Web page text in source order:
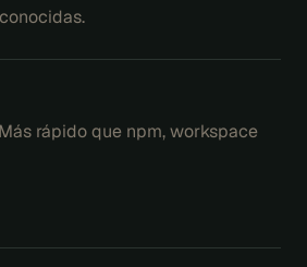
rápido que npm, workspace